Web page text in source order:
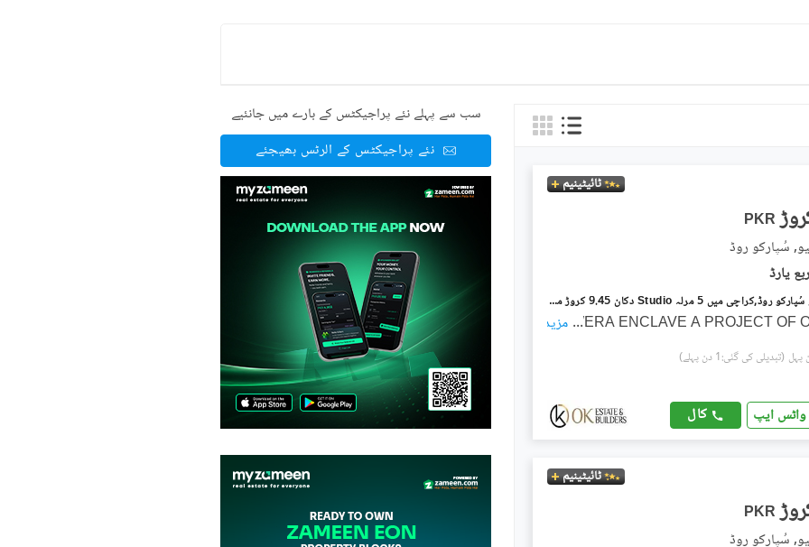
ٹائیٹینیم
PKR
سُپارکو روڈ
سویرا انکلیو سُپارکو روڈ,کراچی میں 5 مرلہ Studio دکان 9.45 کروڑ میں برائے فروخت۔
SAWERA ENCLAVE A PROJECT OF
... مزید
(تبدیلی کی گئی:1 دن پہلے)
واٹس ایپ کال
ٹائیٹینیم
PKR
سُپارکو روڈ
سب سے پہلے نئے پراجیکٹس کے بارے میں جانئیے
نئے پراجیکٹس کے الرٹس بھیجئے